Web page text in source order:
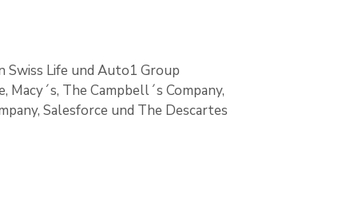
Life und Auto1 Group
The Campbell´s Company,
Salesforce und The Descartes